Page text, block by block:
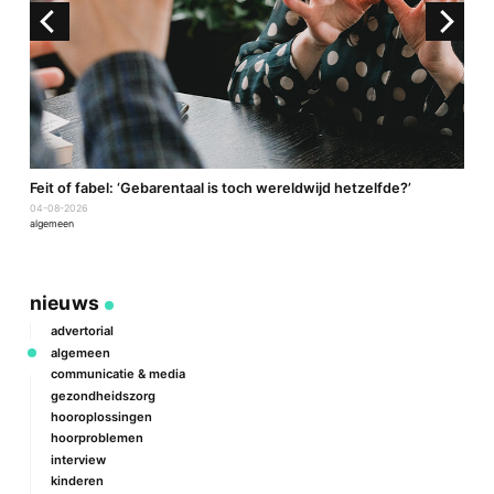
Feit of fabel: ‘Gebarentaal is toch wereldwijd hetzelfde?’
04-08-2026
algemeen
nieuws
advertorial
algemeen
communicatie & media
gezondheidszorg
hooroplossingen
hoorproblemen
interview
kinderen